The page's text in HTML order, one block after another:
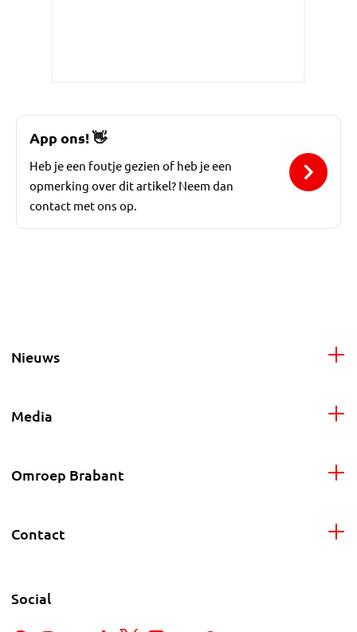
App ons!👋
Heb je een foutje gezien of heb je een
opmerking over dit artikel? Neem dan
contact met ons op.
Nieuws
Media
Omroep Brabant
Contact
Social